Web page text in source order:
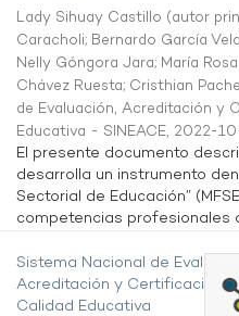
Lady Sihuay Castillo (autor
Caracholi; Bernardo García
Nelly Góngora Jara; María
Chávez Ruesta; Cristhian
de Evaluación, Acreditación y
Educativa - SINEACE, 2022-
El presente documento
desarrolla un instrumento
Sectorial de Educación”
competencias profesionales
Sistema Nacional de
Acreditación y Certificación
Calidad Educativa